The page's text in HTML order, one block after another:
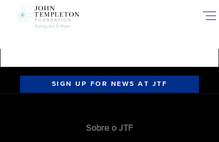
SIGN UP FOR NEWS AT JTF
Sobre o JTF